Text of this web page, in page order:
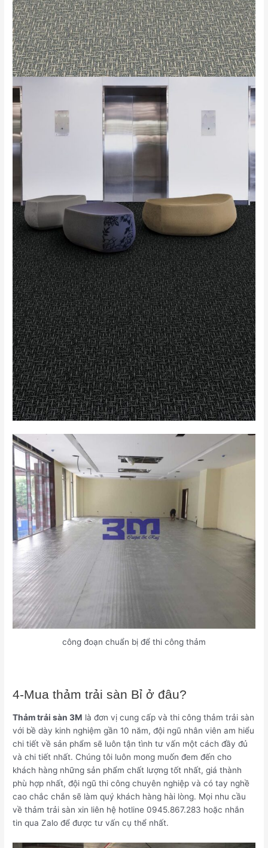
công đoạn chuẩn bị để thi công thảm
4-Mua thảm trải sàn Bỉ ở đâu?
Thảm trải sàn 3M là đơn vị cung cấp và thi công thảm trải sàn
với bề dày kinh nghiệm gần 10 năm, đội ngũ nhân viên am hiểu
chi tiết về sản phẩm sẽ luôn tận tình tư vấn một cách đầy đủ
và chi tiết nhất. Chúng tôi luôn mong muốn đem đến cho
khách hàng những sản phẩm chất lượng tốt nhất, giá thành
phù hợp nhất, đội ngũ thi công chuyên nghiệp và có tay nghề
cao chắc chắn sẽ làm quý khách hàng hài lòng. Mọi nhu cầu
về thảm trải sàn xin liên hệ hotline 0945.867.283 hoặc nhắn
tin qua Zalo để được tư vấn cụ thể nhất.